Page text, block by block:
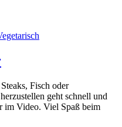
Fisch oder
geht schnell und
im Video. Viel Spaß beim